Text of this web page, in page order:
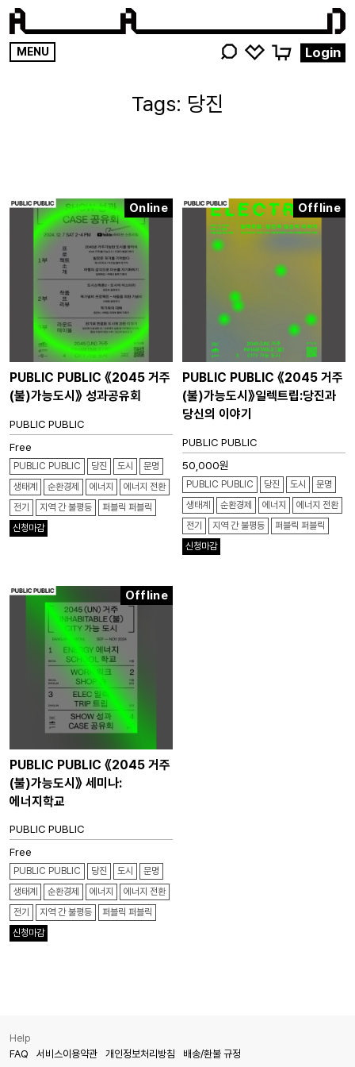
MENU
영감
Login
당진
Online
PUBLIC PUBLIC 《2045 거주
(불)가능도시》 성과공유회
PUBLIC PUBLIC
Free
PUBLIC PUBLIC 당진 도시
문명
생태계
순환경제 에너지
에너지 전환
전기
지역 간 불평등
퍼블릭 퍼블릭
신청마감
Offline
PUBLIC PUBLIC 《2045 거주
(불)가능도시》일렉트립:당진과
당신의 이야기
PUBLIC PUBLIC
50,000원
PUBLIC PUBLIC 당진 도시
문명
생태계
순환경제 에너지
에너지 전환
전기
지역 간 불평등
퍼블릭 퍼블릭
신청마감
Offline
PUBLIC PUBLIC 《2045 거주
(불)가능도시》 세미나:
에너지학교
PUBLIC PUBLIC
Free
PUBLIC PUBLIC 당진 도시
문명
생태계
순환경제 에너지
에너지 전환
전기
지역 간 불평등
퍼블릭 퍼블릭
신청마감
Help
FAQ 서비스이용약관 개인정보처리방침 배송/환불 규정